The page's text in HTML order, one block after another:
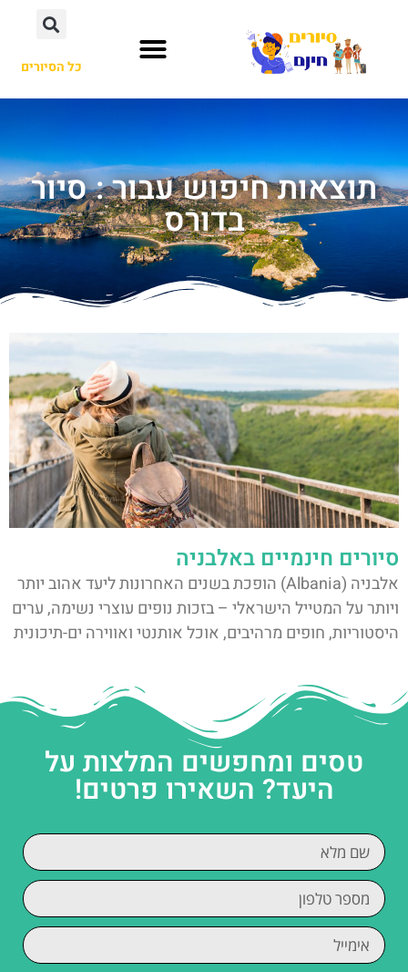
כל הסיורים
תוצאות חיפוש עבור : סיור
בדורס
סיורים חינמיים באלבניה
אלבניה (Albania) הופכת בשנים האחרונות ליעד אהוב יותר
ויותר על המטייל הישראלי – בזכות נופים עוצרי נשימה, ערים
היסטוריות, חופים מרהיבים, אוכל אותנטי ואווירה ים-תיכונית
טסים ומחפשים המלצות על
היעד? השאירו פרטים!